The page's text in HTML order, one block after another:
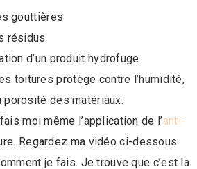
gouttières
résidus
d’un produit hydrofuge
toitures protège contre l’humidité,
des matériaux.
moi même l’application de l’anti-
Regardez ma vidéo ci-dessous
je fais. Je trouve que c’est la